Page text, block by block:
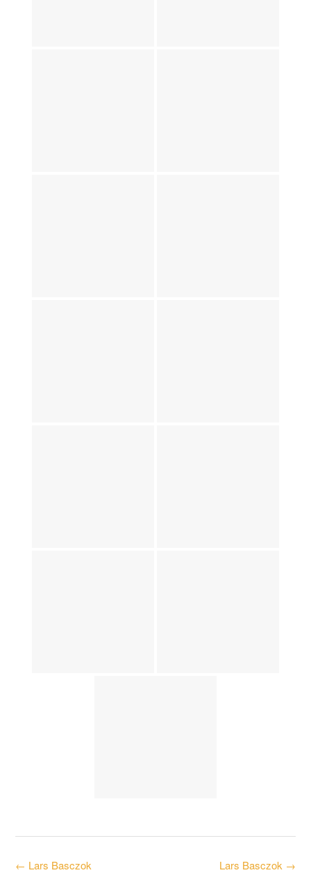
Post Lars Basczok →
← Lars Basczok